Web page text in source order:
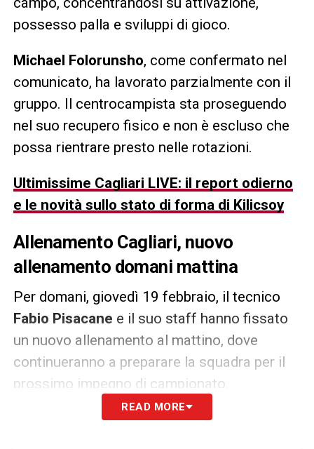
possesso palla e sviluppi di gioco.
Michael Folorunsho, come confermato nel
comunicato, ha lavorato parzialmente con il
gruppo. Il centrocampista sta proseguendo
nel suo recupero fisico e non è escluso che
possa rientrare presto nelle rotazioni.
Ultimissime Cagliari LIVE: il report odierno
e le novità sullo stato di forma di Kilicsoy
Allenamento Cagliari, nuovo
allenamento domani mattina
Per domani, giovedì 19 febbraio, il tecnico
Fabio Pisacane e il suo staff hanno fissato
un nuovo allenamento al mattino, dove
continueranno a preparare la squadra per il
prossimo impegno di campionato.
Il Cagliari è chiamato a dare una risposta
READ MORE